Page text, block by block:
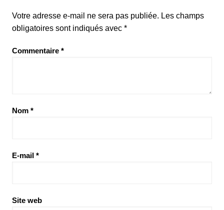
Votre adresse e-mail ne sera pas publiée. Les champs
obligatoires sont indiqués avec *
Commentaire *
Nom *
E-mail *
Site web